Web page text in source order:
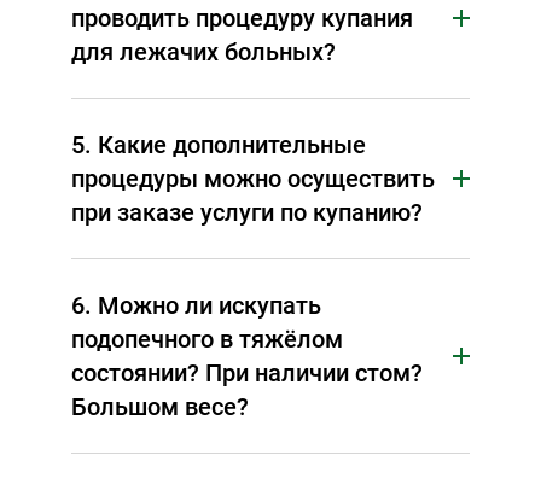
проводить процедуру купания
для лежачих больных?
5. Какие дополнительные
процедуры можно осуществить
при заказе услуги по купанию?
6. Можно ли искупать
подопечного в тяжёлом
состоянии? При наличии стом?
Большом весе?